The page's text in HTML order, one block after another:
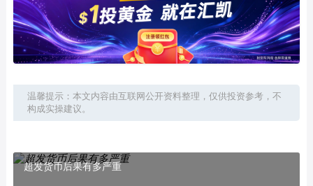
温馨提示：本文内容由互联网公开资料整理，仅供投资参考，不
构成实操建议。
超发货币后果有多严重